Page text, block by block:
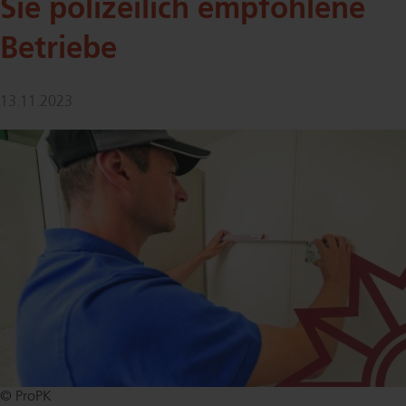
Sie polizeilich empfohlene
Betriebe
13.11.2023
© ProPK